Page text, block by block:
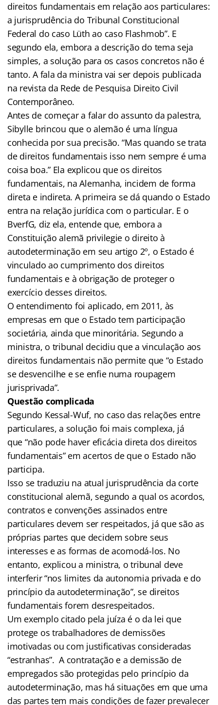
direitos fundamentais em relação aos particulares:
a jurisprudência do Tribunal Constitucional
Federal do caso Lüth ao caso Flashmob”. E
segundo ela, embora a descrição do tema seja
simples, a solução para os casos concretos não é
tanto. A fala da ministra vai ser depois publicada
na revista da Rede de Pesquisa Direito Civil
Contemporâneo.
Antes de começar a falar do assunto da palestra,
Sibylle brincou que o alemão é uma língua
conhecida por sua precisão. “Mas quando se trata
de direitos fundamentais isso nem sempre é uma
coisa boa.” Ela explicou que os direitos
fundamentais, na Alemanha, incidem de forma
direta e indireta. A primeira se dá quando o Estado
entra na relação jurídica com o particular. E o
BverfG, diz ela, entende que, embora a
Constituição alemã privilegie o direito à
autodeterminação em seu artigo 2º, o Estado é
vinculado ao cumprimento dos direitos
fundamentais e à obrigação de proteger o
exercício desses direitos.
O entendimento foi aplicado, em 2011, às
empresas em que o Estado tem participação
societária, ainda que minoritária. Segundo a
ministra, o tribunal decidiu que a vinculação aos
direitos fundamentais não permite que “o Estado
se desvencilhe e se enfie numa roupagem
jurisprivada”.
Questão complicada
Segundo Kessal-Wuf, no caso das relações entre
particulares, a solução foi mais complexa, já
que “não pode haver eficácia direta dos direitos
fundamentais” em acertos de que o Estado não
participa.
Isso se traduziu na atual jurisprudência da corte
constitucional alemã, segundo a qual os acordos,
contratos e convenções assinados entre
particulares devem ser respeitados, já que são as
próprias partes que decidem sobre seus
interesses e as formas de acomodá-los. No
entanto, explicou a ministra, o tribunal deve
interferir “nos limites da autonomia privada e do
princípio da autodeterminação”, se direitos
fundamentais forem desrespeitados.
Um exemplo citado pela juíza é o da lei que
protege os trabalhadores de demissões
imotivadas ou com justificativas consideradas
“estranhas”. A contratação e a demissão de
empregados são protegidas pelo princípio da
autodeterminação, mas há situações em que uma
das partes tem mais condições de fazer prevalecer